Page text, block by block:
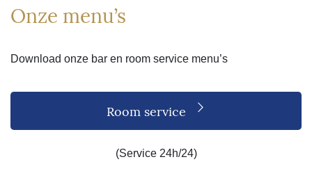
Onze menu’s
Download onze bar en room service menu’s
Room service
(Service 24h/24)